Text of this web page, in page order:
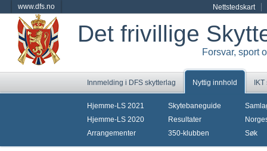
www.dfs.no Nettstedskart
Det frivillige
Forsvar, sport
Innmelding i DFS skytterlag Nyttig innhold
Hjemme-LS 2021
Hjemme-LS 2020
Arrangementer
Skytebaneguide
Resultater
350-klubben
Søk